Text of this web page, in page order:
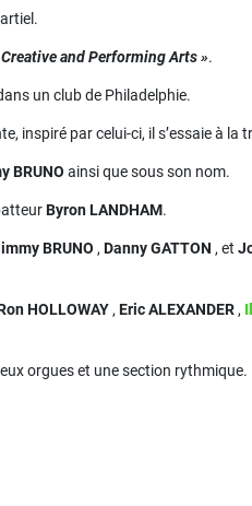
and Performing Arts ».
un club de Philadelphie.
inspiré par celui-ci, il s’essaie à
BRUNO ainsi que sous son nom.
Byron LANDHAM.
BRUNO , Danny GATTON , et
HOLLOWAY , Eric ALEXANDER ,
orgues et une section rythmique.